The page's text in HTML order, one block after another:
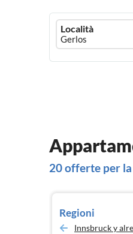
Ferienhausmiete
logo
Località
20 offerte per
Regioni
Innsbruck y